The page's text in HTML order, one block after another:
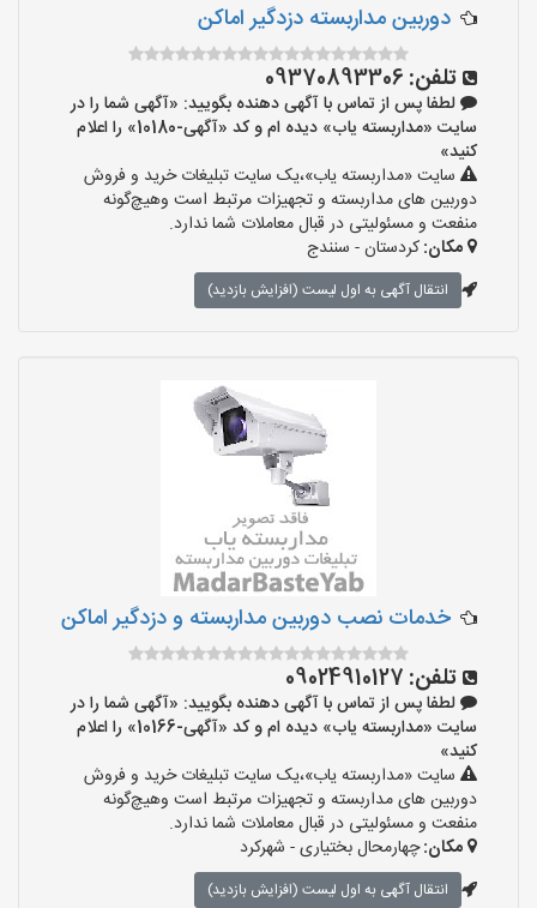
دوربین مداربسته دزدگیر اماکن
تلفن: 09370893306
لطفا پس از تماس با آگهی دهنده بگویید: «آگهی شما را در
سایت «مداربسته یاب» دیده ام و کد «آگهی-10180» را اعلام
کنید»
سایت «مداربسته یاب»،یک سایت تبلیغات خرید و فروش
دوربین های مداربسته و تجهیزات مرتبط است وهیچ‌گونه
منفعت و مسئولیتی در قبال معاملات شما ندارد.
مکان:کردستان - سنندج
انتقال آگهی به اول لیست (افزایش بازدید)
خدمات نصب دوربین مداربسته و دزدگیر اماکن
تلفن: 09024910127
لطفا پس از تماس با آگهی دهنده بگویید: «آگهی شما را در
سایت «مداربسته یاب» دیده ام و کد «آگهی-10166» را اعلام
کنید»
سایت «مداربسته یاب»،یک سایت تبلیغات خرید و فروش
دوربین های مداربسته و تجهیزات مرتبط است وهیچ‌گونه
منفعت و مسئولیتی در قبال معاملات شما ندارد.
مکان:چهارمحال بختیاری - شهرکرد
انتقال آگهی به اول لیست (افزایش بازدید)